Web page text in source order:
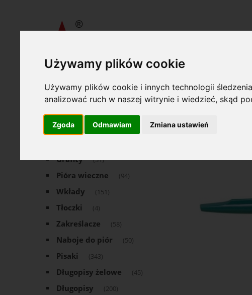
Używamy plików cookie
Używamy plików cookie i innych technologii
analizować ruch w naszej witrynie i wiedzieć, skąd
Zgoda Odmawiam Zmiana ustawień
Wydawnictwa Akcydensowe S. A. » Art. Piśmienne » Długopisy »
Oferta
Art. Piśmienne (1504)
Grafity (31)
Pióra wieczne (94)
Wkłady (151)
Tłoczki (4)
Zakreślacze (58)
Naboje do piór (50)
Pisaki (343)
Długopisy żelowe (45)
Długopisy (200)
Długopis